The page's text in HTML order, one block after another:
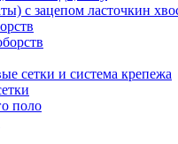
с зацепом ласточкин
сетки и система крепежа
поло